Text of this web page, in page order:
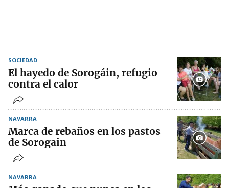
SOCIEDAD
El hayedo de Sorogáin, refugio
contra el calor
NAVARRA
Marca de rebaños en los pastos
de Sorogain
NAVARRA